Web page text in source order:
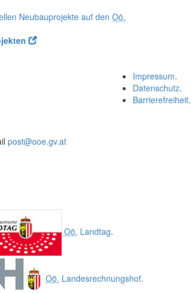
Neubauprojekte auf den Oö.
Impressum.
Datenschutz.
Barrierefreiheit.
post@ooe.gv.at
Oö. Landtag.
Oö. Landesrechnungshof.